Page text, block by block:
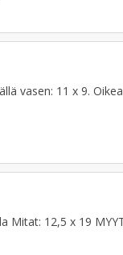
vasen: 11 x 9.
Mitat: 12,5 x 19